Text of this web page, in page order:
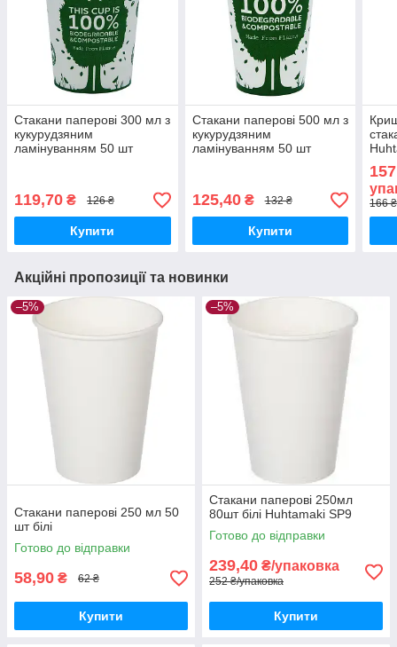
Стакани паперові 300 мл з
кукурудзяним
ламінуванням 50 шт
119,70 ₴ 126 ₴
Купити
Стакани паперові 500 мл з
кукурудзяним
ламінуванням 50 шт
125,40₴ 132 ₴
Купити
16
166
Акційні пропозиції та новинки
–5%
Стакани паперові 250 мл 50
шт білі
Готово до відправки
58,90 ₴ 62 ₴
Купити
–5%
Стакани паперові 250мл
80шт білі Huhtamaki SP9
Готово до відправки
239,40 ₴/упаковка
252 ₴/упаковка
Купити